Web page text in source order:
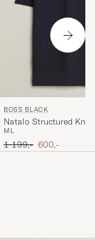
BOSS BLACK
Natalo Structured
Dark Blue
M L
Ordinary pris
1 199,- Nedsat pris
600,-